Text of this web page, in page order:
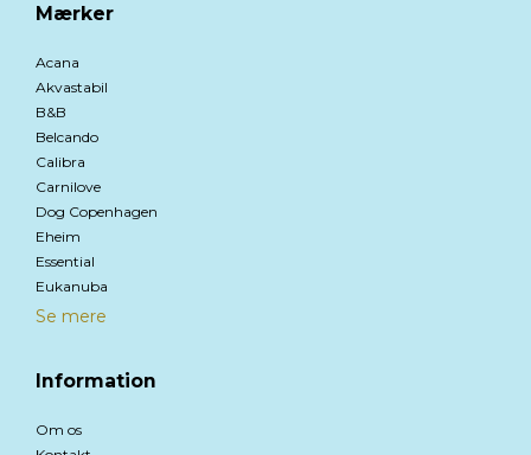
Mærker
Acana
Akvastabil
B&B
Belcando
Calibra
Carnilove
Dog Copenhagen
Eheim
Essential
Eukanuba
Se mere
Information
Om os